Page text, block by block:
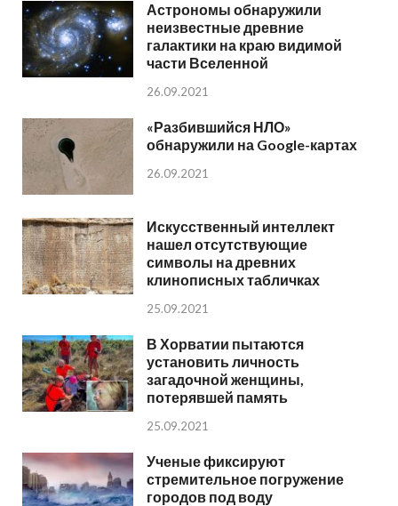
Астрономы обнаружили
неизвестные древние
галактики на краю видимой
части Вселенной
26.09.2021
«Разбившийся НЛО»
обнаружили на Google-картах
26.09.2021
Искусственный интеллект
нашел отсутствующие
символы на древних
клинописных табличках
25.09.2021
В Хорватии пытаются
установить личность
загадочной женщины,
потерявшей память
25.09.2021
Ученые фиксируют
стремительное погружение
городов под воду